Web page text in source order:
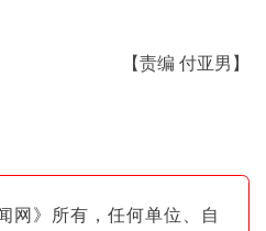
【责编 付亚男】
》所有，任何单位、自